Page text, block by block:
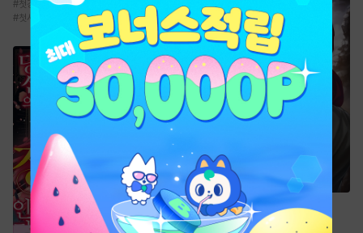
#첫경험 #조신남 #
서양풍
#첫사랑
소설 선자
7.1만